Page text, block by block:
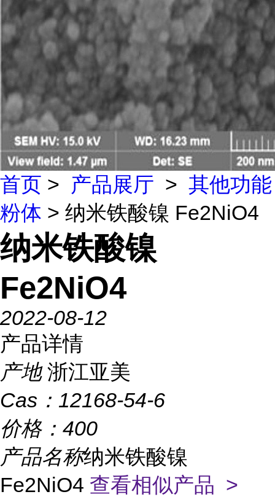
首页 > 产品展厅 > 其他功能
粉体 > 纳米铁酸镍 Fe2NiO4
纳米铁酸镍
Fe2NiO4
2022-08-12
产品详情
产地 浙江亚美
Cas： 12168-54-6
价格： 400
产品名称纳米铁酸镍
Fe2NiO4 查看相似产品 >